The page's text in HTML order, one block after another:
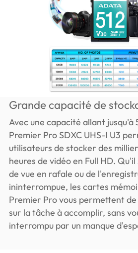
Grande capacité de
Avec une capacité allant jusqu'à
Premier Pro SDXC UHS-I U3
utilisateurs de stocker des
heures de vidéo en Full HD.
de vue en rafale ou de
ininterrompue, les cartes
Premier Pro vous permettent
sur la tâche à accomplir, sans
interrompu par un manque